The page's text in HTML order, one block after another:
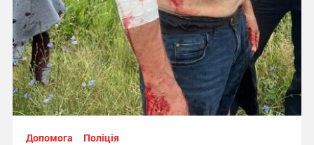
Допомога Поліція